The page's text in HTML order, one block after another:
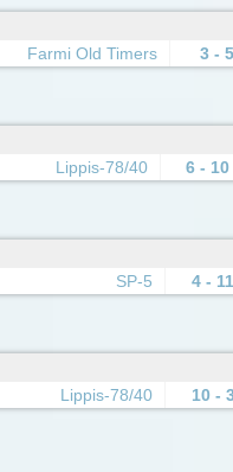
Farmi Old Timers 3 - 5
Lippis-78/40 6 - 10
SP-5 4 - 11
Lippis-78/40 10 -